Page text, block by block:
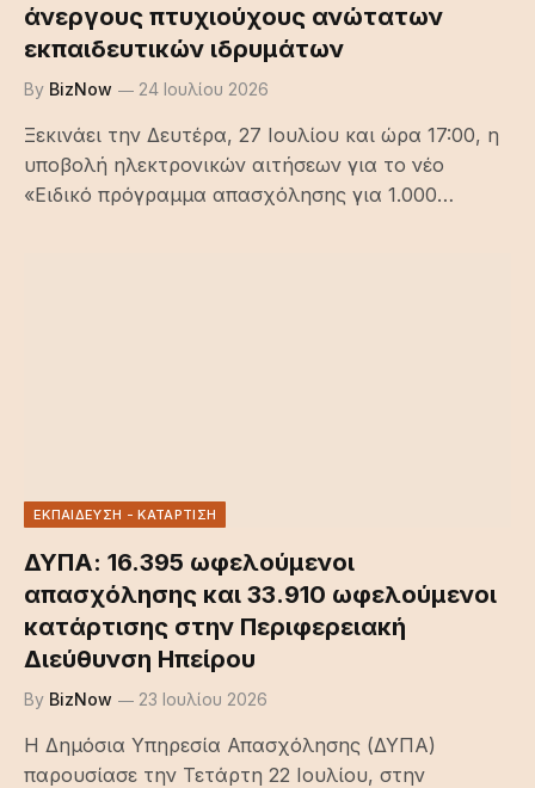
άνεργους πτυχιούχους ανώτατων
εκπαιδευτικών ιδρυμάτων
By BizNow 24 Ιουλίου 2026
Ξεκινάει την Δευτέρα, 27 Ιουλίου και ώρα 17:00, η
υποβολή ηλεκτρονικών αιτήσεων για το νέο
«Ειδικό πρόγραμμα απασχόλησης για 1.000…
ΕΚΠΑΙΔΕΥΣΗ - ΚΑΤΑΡΤΙΣΗ
ΔΥΠΑ: 16.395 ωφελούμενοι
απασχόλησης και 33.910 ωφελούμενοι
κατάρτισης στην Περιφερειακή
Διεύθυνση Ηπείρου
By BizNow 23 Ιουλίου 2026
Η Δημόσια Υπηρεσία Απασχόλησης (ΔΥΠΑ)
παρουσίασε την Τετάρτη 22 Ιουλίου, στην